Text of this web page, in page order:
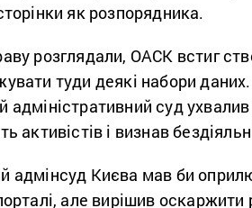
як розпорядника.
розглядали, ОАСК встиг
туди деякі набори
адміністративний суд
активістів і визнав
адмінсуд Києва мав би
але вирішив